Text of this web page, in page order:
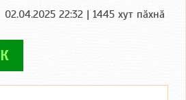
02.04.2025 22:32 | 1445 хут пӑхнӑ